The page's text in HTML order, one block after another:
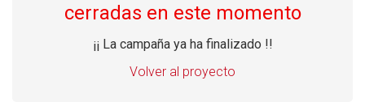
cerradas en este momento
¡¡ La campaña ya ha finalizado !!
Volver al proyecto